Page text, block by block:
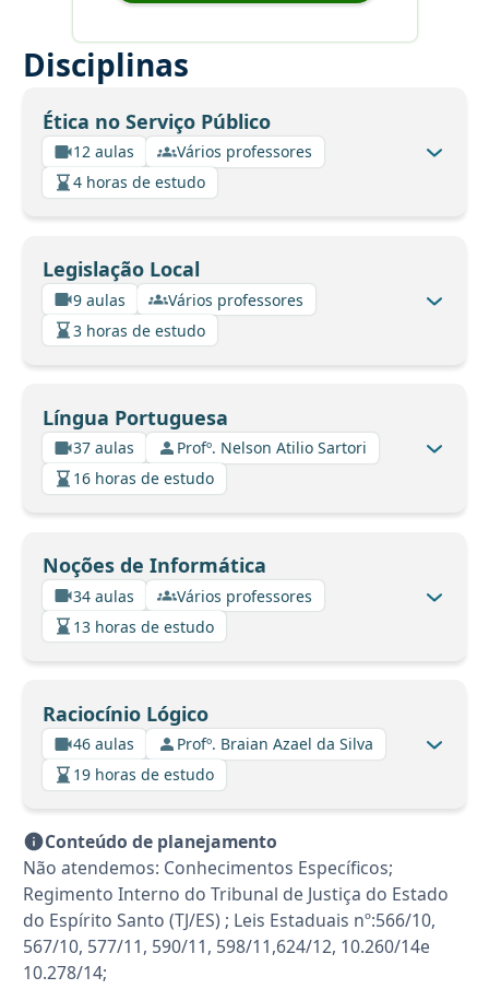
Disciplinas
Ética no Serviço Público
12 aulas
Vários professores
4 horas de estudo
Legislação Local
9 aulas
Vários professores
3 horas de estudo
Língua Portuguesa
37 aulas
Profº. Nelson Atilio Sartori
16 horas de estudo
Noções de Informática
34 aulas
Vários professores
13 horas de estudo
Raciocínio Lógico
46 aulas
Profº. Braian Azael da Silva
19 horas de estudo
Conteúdo de planejamento
Não atendemos: Conhecimentos Específicos;
Regimento Interno do Tribunal de Justiça do Estado
do Espírito Santo (TJ/ES) ; Leis Estaduais nº:566/10,
567/10, 577/11, 590/11, 598/11,624/12, 10.260/14e
10.278/14;